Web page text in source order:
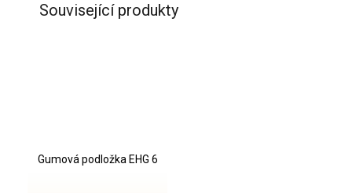
Související produkty
Gumová podložka EHG 6